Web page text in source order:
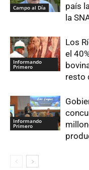
Campo al Día
país
la
Informando
Primero
Los
el
resto
Informando
Primero